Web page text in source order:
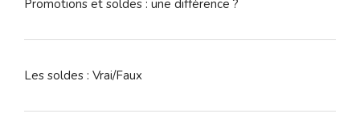
Promotions et soldes : une différence ?
Les soldes : Vrai/Faux